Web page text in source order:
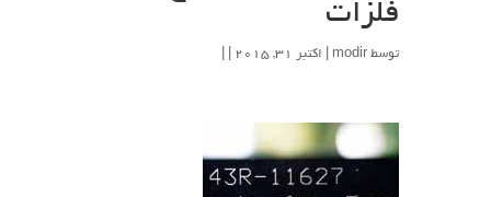
فلزات
توسط modir | اکتبر 31, 2015 | |